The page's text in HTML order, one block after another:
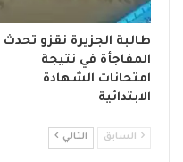
طالبة الجزيرة نقزو تحدث
المفاجأة في نتيجة
امتحانات الشهادة
الابتدائية
السابق التالي